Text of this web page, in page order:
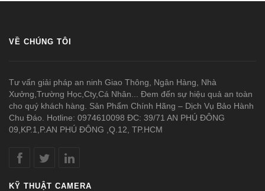
VỀ CHÚNG TÔI
Tư vấn giải pháp an ninh Giao Thông, Ngân Hàng, Nhà
Xưởng,Trường Học,Cty,Cá Nhân... Đem đến sự hiệu quả an toàn
cho quý khách hàng. Sản Phẩm Chính Hãng – Dịch Vụ Bảo Hành
Chu Đáo. Hotline: 0974610098 ĐC: 39/71 AN PHÚ ĐÔNG
09,KP.1,P.AN PHÚ ĐÔNG ,Q.12, TP.HCM
KỸ THUẬT CAMERA